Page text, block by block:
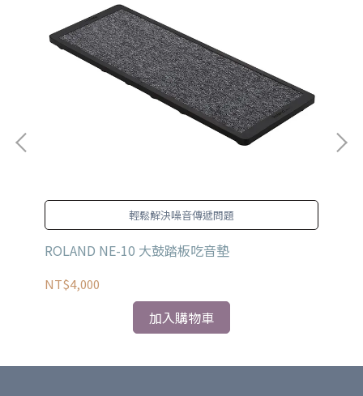
輕鬆解決噪音傳遞問題
ROLAND NE-10 大鼓踏板吃音墊
NT$4,000
加入購物車